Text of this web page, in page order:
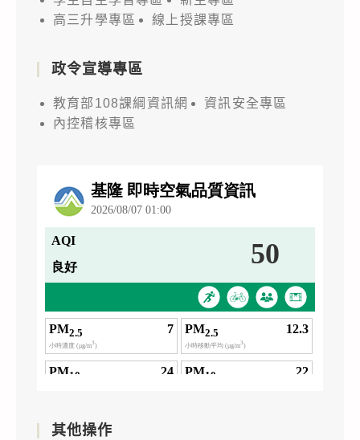
高三升學專區
線上授課專區
政令宣導專區
教育部108課綱資訊網
資訊安全專區
內控稽核專區
其他操作